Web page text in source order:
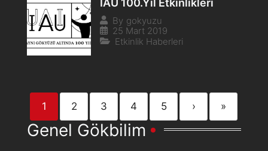
IAU 100.Yıl Etkinlikleri
By gokyuzu
25 Mart 2019
Etkinlik Haberleri
1 2 3 4 5 › »
Genel Gökbilim